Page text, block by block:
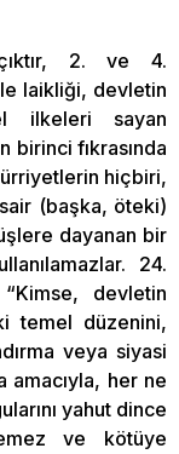
2. ve 4.
laikliği, devletin
ilkeleri sayan
birinci fıkrasında
hiçbiri,
(başka, öteki)
dayanan bir
24.
devletin
temel düzenini,
veya siyasi
amacıyla, her ne
yahut dince
ve kötüye